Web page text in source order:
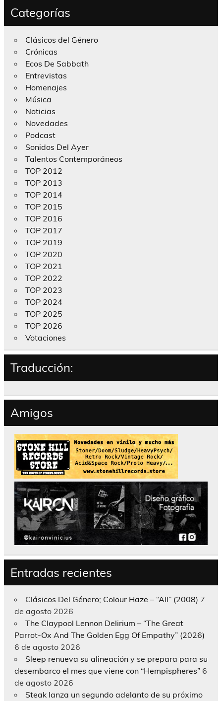
Categorías
Clásicos del Género
Crónicas
Ecos De Sabbath
Entrevistas
Homenajes
Música
Noticias
Novedades
Podcast
Sonidos Del Ayer
Talentos Contemporáneos
TOP 2012
TOP 2013
TOP 2014
TOP 2015
TOP 2016
TOP 2017
TOP 2019
TOP 2020
TOP 2021
TOP 2022
TOP 2023
TOP 2024
TOP 2025
TOP 2026
Votaciones
Traducción:
Amigos
Entradas recientes
Clásicos Del Género; Colour Haze – “All” (2008) 7
de agosto 2026
The Claypool Lennon Delirium – “The Great
Parrot-Ox And The Golden Egg Of Empathy” (2026)
6 de agosto 2026
Sleep renueva su alineación y se prepara para su
desembarco el mes que viene con “Hempispheres” 6
de agosto 2026
Steak lanza un segundo adelanto de su próximo